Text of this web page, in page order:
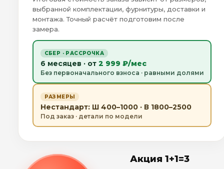
выбранной комплектации, фурнитуры, доставки и
монтажа. Точный расчёт подготовим после
замера.
СБЕР · РАССРОЧКА
6 месяцев · от 2 999 ₽/мес
Без первоначального взноса · равными долями
РАЗМЕРЫ
Нестандарт: Ш 400–1000 · В 1800–2500
Под заказ · детали по модели
Акция 1+1=3